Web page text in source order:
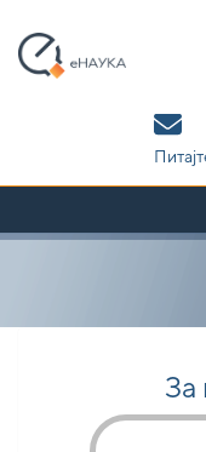
navigation
За